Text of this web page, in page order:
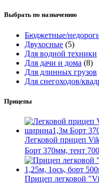
Выбрать по назначению
Бюджетные/
Двухосные (5)
Для водной техники
Для дачи и дома (8)
Для длинных грузов
Для снегоходов/
Прицепы
Легковой прицеп
Борт 370мм, тент
Прицеп легковой